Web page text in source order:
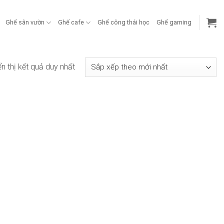
Ghế sân vườn Ghế cafe Ghế công thái học Ghế gaming
thị kết quả duy nhất